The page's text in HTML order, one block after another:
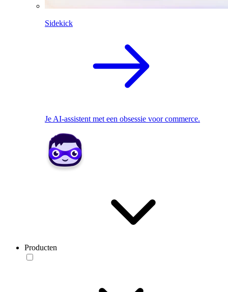
Sidekick
Je AI-assistent met een obsessie voor commerce.
Producten